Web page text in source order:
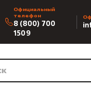
Официальный
телефон
8 (800) 700
1509